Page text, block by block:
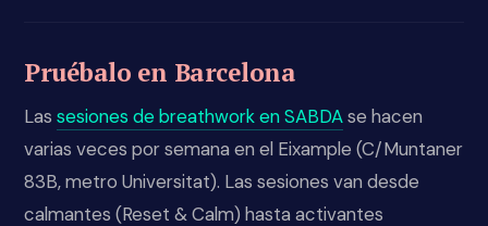
Pruébalo en Barcelona
Las sesiones de breathwork en SABDAse hacen
varias veces por semana en el Eixample (C/Muntaner
83B, metro Universitat). Las sesiones van desde
calmantes (Reset & Calm) hasta activantes